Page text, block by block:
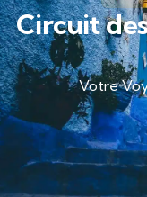
Circuit
Votre